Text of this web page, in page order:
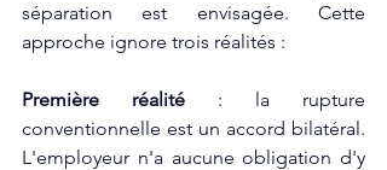
séparation est envisagée. Cette
approche ignore trois réalités :
Première réalité : la rupture
conventionnelle est un accord bilatéral.
L'employeur n'a aucune obligation d'y